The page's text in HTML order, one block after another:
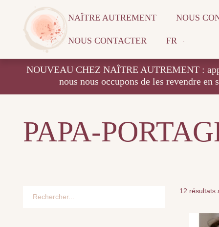
NAÎTRE AUTREMENT NOUS
NOUS CONTACTER FR
NOUVEAU CHEZ NAÎTRE AUTREMENT :
nous nous occupons de les revendre en
PAPA-
12 résultats